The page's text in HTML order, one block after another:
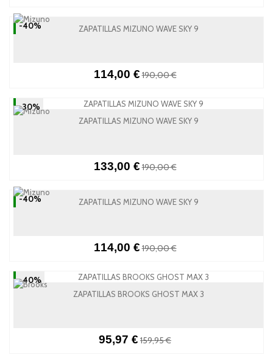
-40% ZAPATILLAS MIZUNO WAVE SKY 9
114,00 €190,00 €
-30%
ZAPATILLAS MIZUNO WAVE SKY 9
133,00 €190,00 €
-40% ZAPATILLAS MIZUNO WAVE SKY 9
114,00 €190,00 €
-40%
ZAPATILLAS BROOKS GHOST MAX 3
95,97 € 159,95 €